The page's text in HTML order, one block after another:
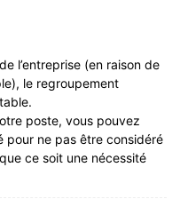
l’entreprise (en raison de
le regroupement
poste, vous pouvez
pour ne pas être considéré
ce soit une nécessité